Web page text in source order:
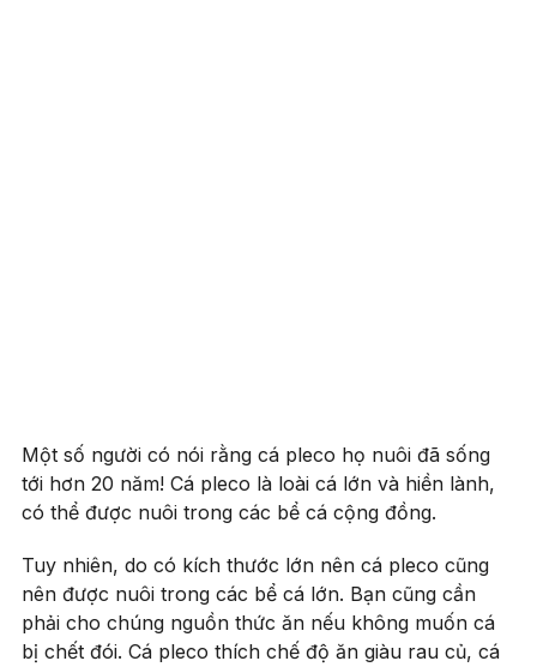
Một số người có nói rằng cá pleco họ nuôi đã sống
tới hơn 20 năm! Cá pleco là loài cá lớn và hiền lành,
có thể được nuôi trong các bể cá cộng đồng.
Tuy nhiên, do có kích thước lớn nên cá pleco cũng
nên được nuôi trong các bể cá lớn. Bạn cũng cần
phải cho chúng nguồn thức ăn nếu không muốn cá
bị chết đói. Cá pleco thích chế độ ăn giàu rau củ, cá